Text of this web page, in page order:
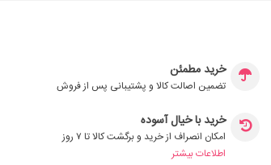
خرید مطمئن
تضمین اصالت کالا و پشتیبانی پس از فروش
خرید با خیال آسوده
امکان انصراف از خرید و برگشت کالا تا ۷ روز
اطلاعات بیشتر